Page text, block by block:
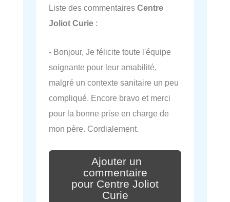
Liste des commentaires Centre
Joliot Curie :
- Bonjour, Je félicite toute l'équipe
soignante pour leur amabilité,
malgré un contexte sanitaire un peu
compliqué. Encore bravo et merci
pour la bonne prise en charge de
mon père. Cordialement.
Ajouter un
commentaire
pour Centre Joliot
Curie